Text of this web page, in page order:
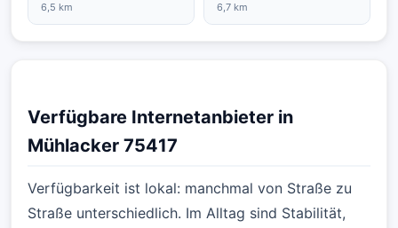
6,5 km 6,7 km
Verfügbare Internetanbieter in
Mühlacker 75417
Verfügbarkeit ist lokal: manchmal von Straße zu
Straße unterschiedlich. Im Alltag sind Stabilität,